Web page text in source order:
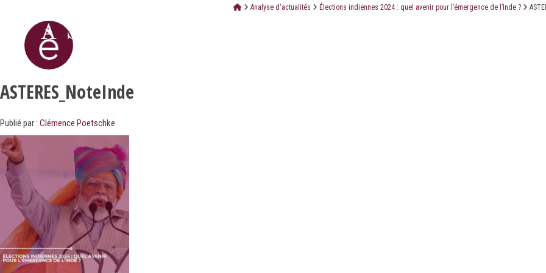
Analyse d'actualités Élections indiennes 2024 : quel avenir pour l’émergence de l’Inde ?
ASTERES_NoteInde
Publié par : Clémence Poetschke